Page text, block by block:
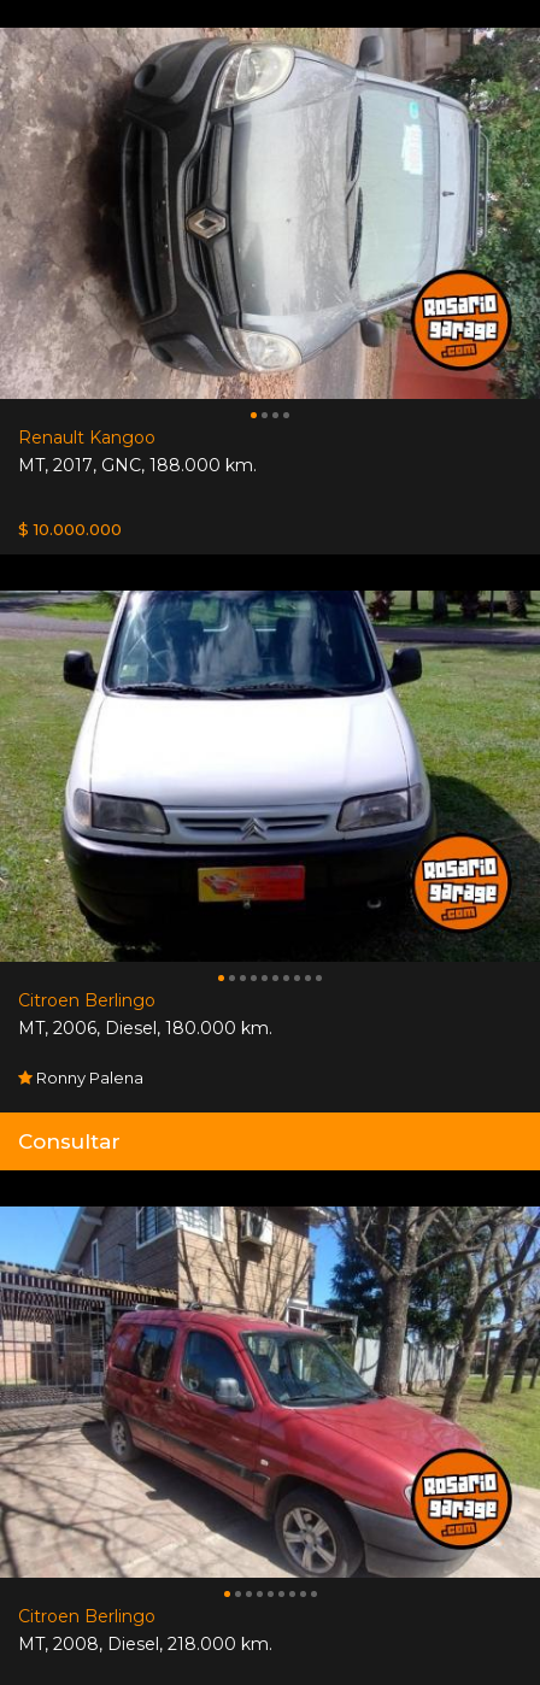
Renault Kangoo
MT, 2017, GNC, 188.000 km.
$ 10.000.000
Citroen Berlingo
MT, 2006, Diesel, 180.000 km.
Ronny Palena
Consultar
Citroen Berlingo
MT, 2008, Diesel, 218.000 km.